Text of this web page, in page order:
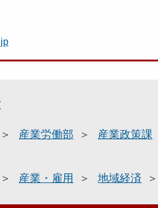
産業労働部 産業政策課
産業・雇用 地域経済